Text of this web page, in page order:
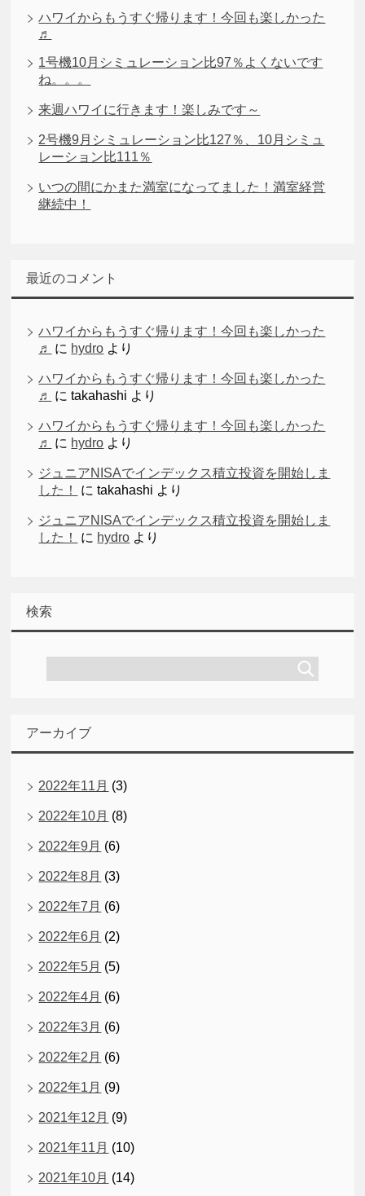
ハワイからもうすぐ帰ります！今回も楽しかった
♬
1号機10月シミュレーション比97％よくないです
ね。。。
来週ハワイに行きます！楽しみです～
2号機9月シミュレーション比127％、10月シミュ
レーション比111％
いつの間にかまた満室になってました！満室経営
継続中！
最近のコメント
ハワイからもうすぐ帰ります！今回も楽しかった
♬
に hydro より
ハワイからもうすぐ帰ります！今回も楽しかった
♬
にtakahashi より
ハワイからもうすぐ帰ります！今回も楽しかった
♬
に hydro より
ジュニアNISAでインデックス積立投資を開始しま
した！
にtakahashi より
ジュニアNISAでインデックス積立投資を開始しま
した！
に hydro より
検索
アーカイブ
2022年11月 (3)
2022年10月 (8)
2022年9月 (6)
2022年8月 (3)
2022年7月 (6)
2022年6月 (2)
2022年5月 (5)
2022年4月 (6)
2022年3月 (6)
2022年2月 (6)
2022年1月 (9)
2021年12月 (9)
2021年11月 (10)
2021年10月 (14)